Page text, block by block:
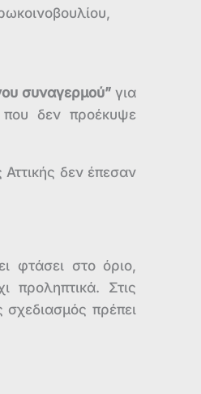
συναγερμού” για
που δεν προέκυψε
δεν έπεσαν
φτάσει στο όριο,
προληπτικά. Στις
σχεδιασμός πρέπει